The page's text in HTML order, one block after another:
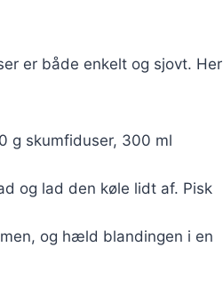
er både enkelt og sjovt. Her
g skumfiduser, 300 ml
og lad den køle lidt af. Pisk
og hæld blandingen i en